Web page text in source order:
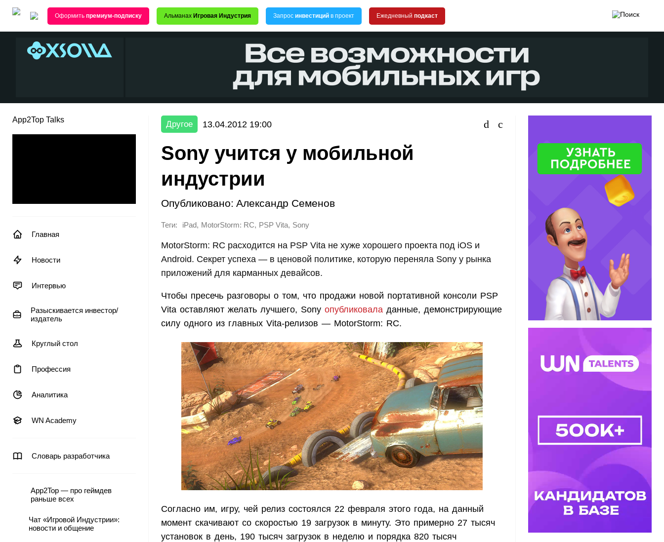
Оформить премиум-подписку Альманах Игровая Индустрия Запрос инвестиций в проект Ежедневный подкаст
App2Top Talks
Главная
Новости
Интервью
Разыскивается инвестор/
издатель
Круглый стол
Профессия
Аналитика
WN Academy
Словарь разработчика
App2Top — про геймдев
раньше всех
Чат «Игровой Индустрии»:
новости и общение
Другое 13.04.2012 19:00
Sony учится у мобильной
индустрии
Опубликовано: Александр Семенов
Теги: iPad, MotorStorm: RC, PSP Vita, Sony
MotorStorm: RC расходится на PSP Vita не хуже хорошего проекта под iOS и
Android. Секрет успеха — в ценовой политике, которую переняла Sony у рынка
приложений для карманных девайсов.
Чтобы пресечь разговоры о том, что продажи новой портативной консоли PSP
Vita оставляют желать лучшего, Sony опубликовала данные, демонстрирующие
силу одного из главных Vita-релизов — MotorStorm: RC.
Согласно им, игру, чей релиз состоялся 22 февраля этого года, на данный
момент скачивают со скоростью 19 загрузок в минуту. Это примерно 27 тысяч
установок в день, 190 тысяч загрузок в неделю и порядка 820 тысяч